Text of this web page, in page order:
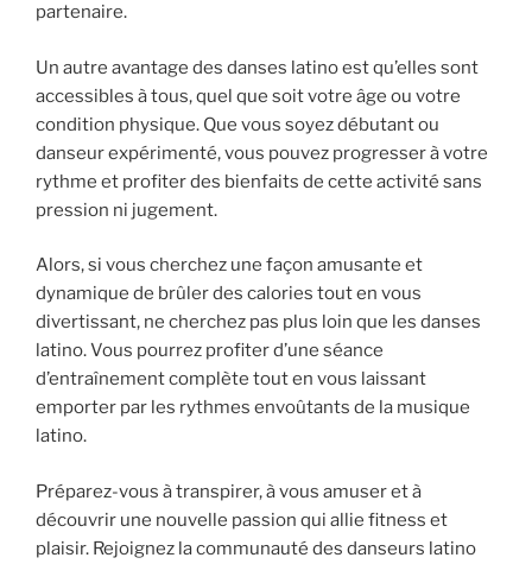
partenaire.
Un autre avantage des danses latino est qu’elles sont
accessibles à tous, quel que soit votre âge ou votre
condition physique. Que vous soyez débutant ou
danseur expérimenté, vous pouvez progresser à votre
rythme et profiter des bienfaits de cette activité sans
pression ni jugement.
Alors, si vous cherchez une façon amusante et
dynamique de brûler des calories tout en vous
divertissant, ne cherchez pas plus loin que les danses
latino. Vous pourrez profiter d’une séance
d’entraînement complète tout en vous laissant
emporter par les rythmes envoûtants de la musique
latino.
Préparez-vous à transpirer, à vous amuser et à
découvrir une nouvelle passion qui allie fitness et
plaisir. Rejoignez la communauté des danseurs latino